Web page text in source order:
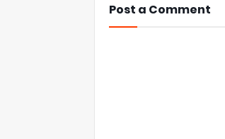
Post a Comment